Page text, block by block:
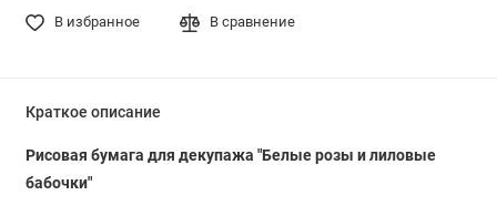
В избранное В сравнение
Краткое описание
Рисовая бумага для декупажа "Белые розы и лиловые
бабочки"